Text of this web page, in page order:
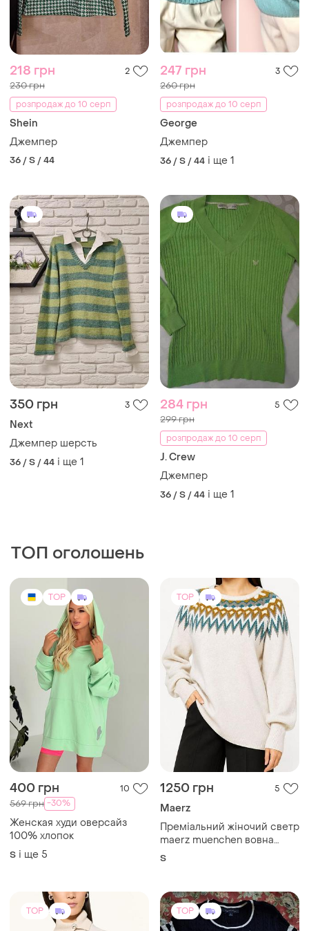
218 грн 2
230 грн
розпродаж до 10 серп
Shein
Джемпер
36 / S / 44
247 грн 3
260 грн
розпродаж до 10 серп
George
Джемпер
36 / S / 44 і ще 1
350 грн 3
Next
Джемпер шерсть
36 / S / 44 і ще 1
284 грн 5
299 грн
розпродаж до 10 серп
J. Crew
Джемпер
36 / S / 44 і ще 1
ТОП оголошень
TOP
400 грн 10
569 грн -30%
Женская худи оверсайз
100% хлопок
S і ще 5
TOP
1250 грн 5
Maerz
Преміальний жіночий светр
maerz muenchen вовна
альпака льон s
S
TOP TOP